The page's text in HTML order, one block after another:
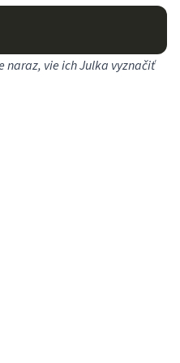
naraz, vie ich Julka vyznačiť